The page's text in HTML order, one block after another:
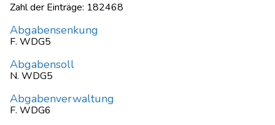
Zahl der Einträge: 182468
Abgabensenkung
F. WDG5
Abgabensoll
N. WDG5
Abgabenverwaltung
F. WDG6